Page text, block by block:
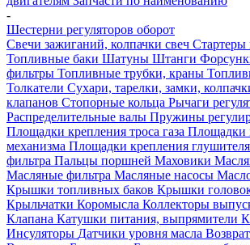
-
Шестерни регуляторов оборот
Свечи зажиганий, колпачки свеч Стартеры
Топливные баки Шатуны Штанги
фильтры Топливные трубки, краны
Толкатели Сухари, тарелки, замки,
клапанов Стопорные кольца Рычаги
Распределительные валы Пружины
Площадки крепления троса газа Площадки
механизма Площадки крепления
фильтра Пальцы поршней Маховики
Масляные фильтра Масляные насосы
Крышки топливных баков Крышки
Крыльчатки Коромысла Коллекторы
Клапана Катушки питания, выпрямители
Инсуляторы Датчики уровня масла